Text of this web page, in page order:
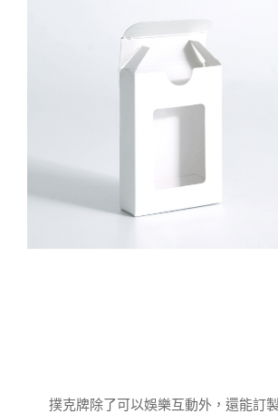
撲克牌除了可以娛樂互動外，還能訂